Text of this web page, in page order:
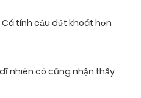
tính cậu dứt khoát hơn
nhiên cô cũng nhận thấy